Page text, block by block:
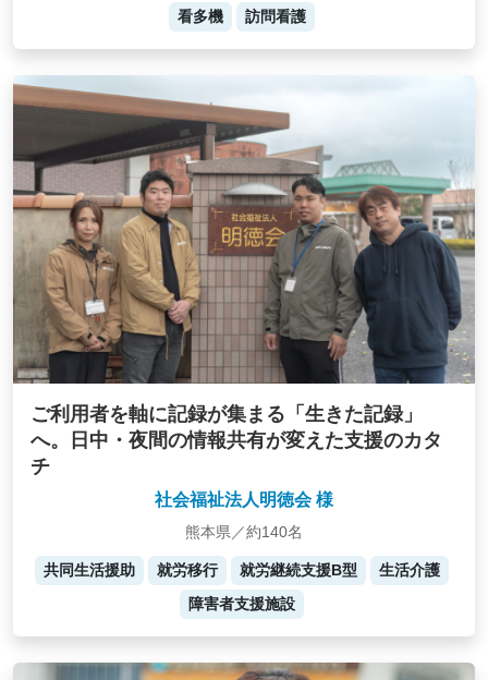
看多機 訪問看護
ご利用者を軸に記録が集まる「生きた記録」
へ。日中・夜間の情報共有が変えた支援のカタ
チ
社会福祉法人明徳会 様
熊本県／約140名
共同生活援助 就労移行 就労継続支援B型
生活介護
障害者支援施設